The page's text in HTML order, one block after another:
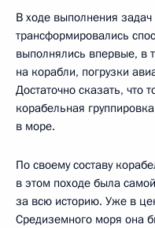
В ходе выполнения
трансформировались
выполнялись впервые, в
на корабли, погрузки
Достаточно сказать, что
корабельная
в море.
По своему составу
в этом походе была
за всю историю. Уже в
Средиземного моря она